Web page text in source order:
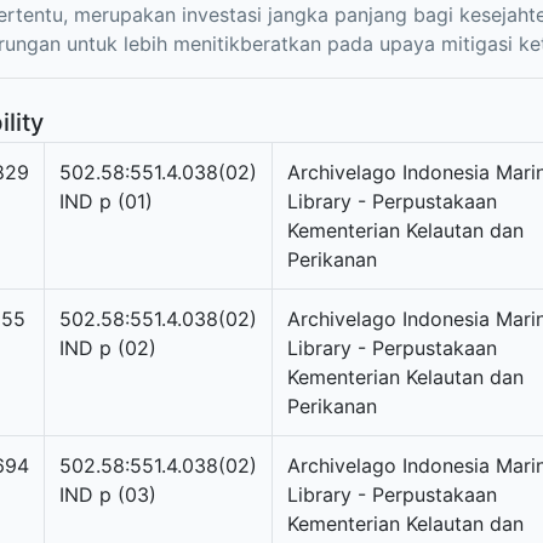
merupakan investasi jangka panjang bagi
untuk lebih menitikberatkan pada upaya mitigasi
502.58:551.4.038(02)
IND p (01)
Archivelago Indonesia
Library - Perpustakaan
Kementerian Kelautan dan
Perikanan
502.58:551.4.038(02)
IND p (02)
Archivelago Indonesia
Library - Perpustakaan
Kementerian Kelautan dan
Perikanan
502.58:551.4.038(02)
IND p (03)
Archivelago Indonesia
Library - Perpustakaan
Kementerian Kelautan dan